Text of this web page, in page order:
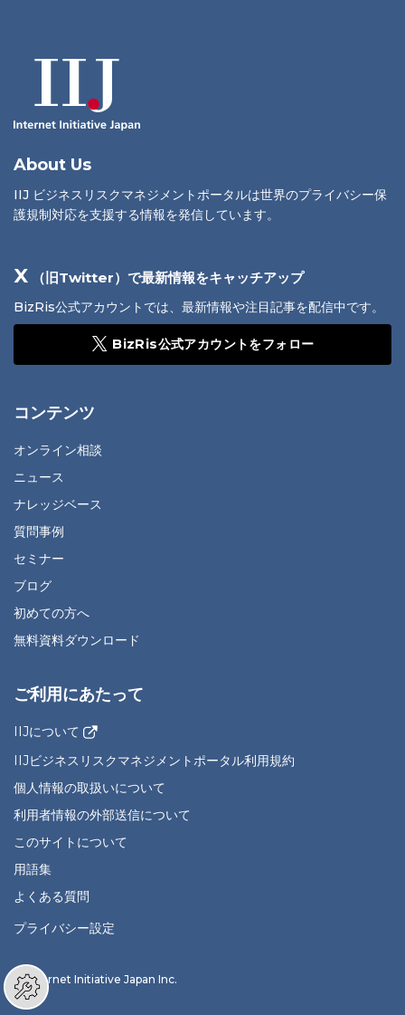
About Us
IIJ ビジネスリスクマネジメントポータルは世界のプライバシー保
護規制対応を支援する情報を発信しています。
X （旧Twitter）で最新情報をキャッチアップ
BizRis公式アカウントでは、最新情報や注目記事を配信中です。
BizRis公式アカウントをフォロー
コンテンツ
オンライン相談
ニュース
ナレッジベース
質問事例
セミナー
ブログ
初めての方へ
無料資料ダウンロード
ご利用にあたって
IIJについて
IIJビジネスリスクマネジメントポータル利用規約
個人情報の取扱いについて
利用者情報の外部送信について
このサイトについて
用語集
よくある質問
プライバシー設定
© Internet Initiative Japan Inc.